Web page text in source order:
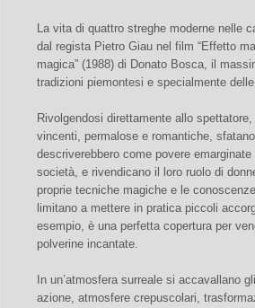
La vita di quattro streghe moderne nelle
dal regista Pietro Giau nel film “Effetto
magica” (1988) di Donato Bosca, il
tradizioni piemontesi e specialmente
Rivolgendosi direttamente allo
vincenti, permalose e romantiche,
descriverebbero come povere
società, e rivendicano il loro ruolo di
proprie tecniche magiche e le
limitano a mettere in pratica piccoli
esempio, è una perfetta copertura per
polverine incantate.
In un’atmosfera surreale si accavallano
azione, atmosfere crepuscolari,